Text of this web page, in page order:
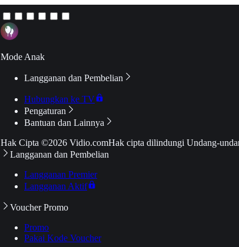
Mode Anak
Langganan dan Pembelian
Hubungkan ke TV
Pengaturan
Bantuan dan Lainnya
Hak Cipta ©2026 Vidio.comHak cipta dilindungi Undang-
Langganan dan Pembelian
Langganan Premier
Langganan Aktif
Voucher Promo
Promo
Pakai Kode Voucher